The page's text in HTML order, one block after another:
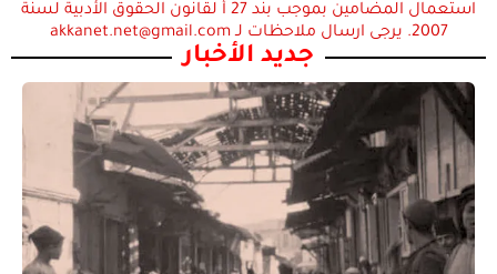
استعمال المضامين بموجب بند 27 أ لقانون الحقوق الأدبية لسنة
2007. يرجى ارسال ملاحظات لـ akkanet.net@gmail.com
جديد الأخبار